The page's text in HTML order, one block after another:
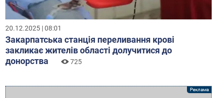
20.12.2025 | 08:01
Закарпатська станція переливання крові
закликає жителів області долучитися до
донорства
725